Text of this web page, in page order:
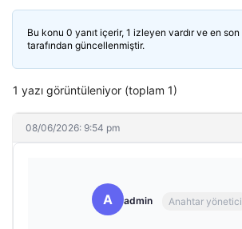
Bu konu 0 yanıt içerir, 1 izleyen vardır ve en son
tarafından güncellenmiştir.
1 yazı görüntüleniyor (toplam 1)
08/06/2026: 9:54 pm
A admin Anahtar yönetici